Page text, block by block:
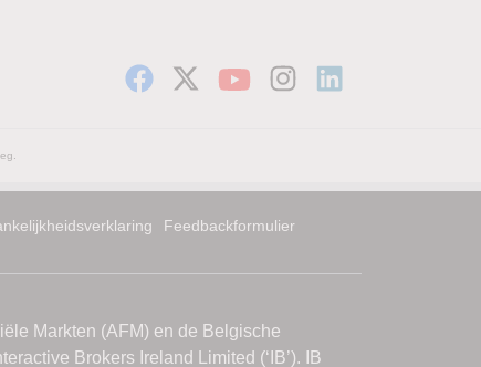
Feedbackformulier